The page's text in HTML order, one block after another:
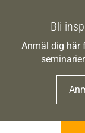
Bli
Anmäl dig här